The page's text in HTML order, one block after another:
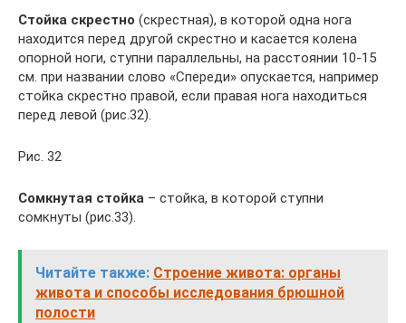
Стойка скрестно (скрестная), в которой одна нога
находится перед другой скрестно и касается колена
опорной ноги, ступни параллельны, на расстоянии 10-15
см. при названии слово «Спереди» опускается, например
стойка скрестно правой, если правая нога находиться
перед левой (рис.32).
Рис. 32
Сомкнутая стойка – стойка, в которой ступни
сомкнуты (рис.33).
Читайте также: Строение живота: органы
живота и способы исследования брюшной
полости